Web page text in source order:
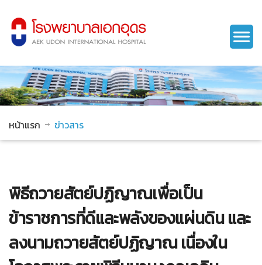
หน้าแรก ข่าวสาร
พิธีถวายสัตย์ปฏิญาณเพื่อเป็น
ข้าราชการที่ดีและพลังของแผ่นดิน และ
ลงนามถวายสัตย์ปฏิญาณ เนื่องใน